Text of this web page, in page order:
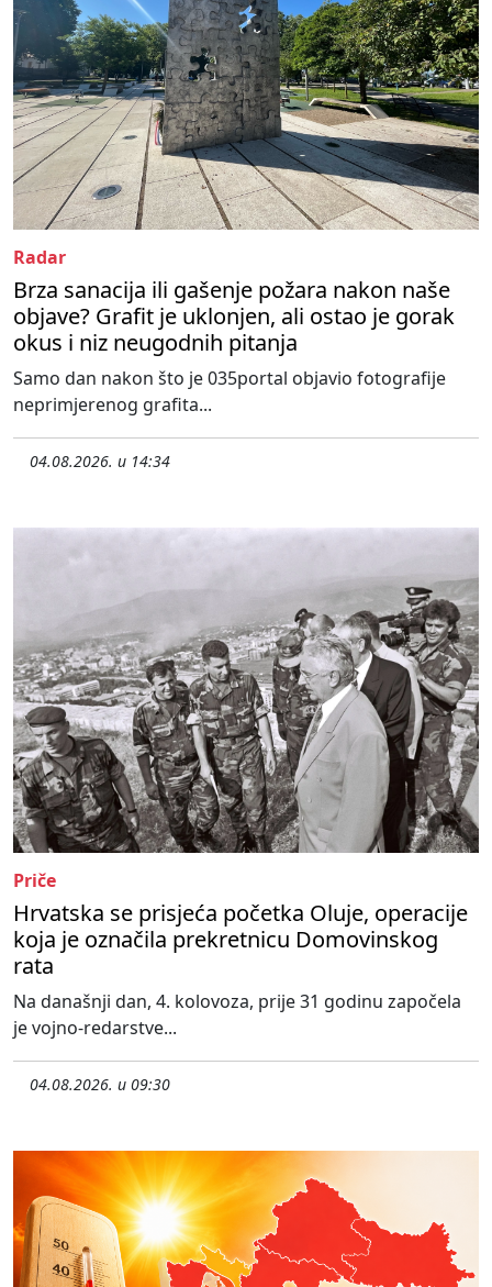
Radar
Brza sanacija ili gašenje požara nakon naše
objave? Grafit je uklonjen, ali ostao je gorak
okus i niz neugodnih pitanja
Samo dan nakon što je 035portal objavio fotografije
neprimjerenog grafita...
04.08.2026. u 14:34
Priče
Hrvatska se prisjeća početka Oluje, operacije
koja je označila prekretnicu Domovinskog
rata
Na današnji dan, 4. kolovoza, prije 31 godinu započela
je vojno-redarstve...
04.08.2026. u 09:30